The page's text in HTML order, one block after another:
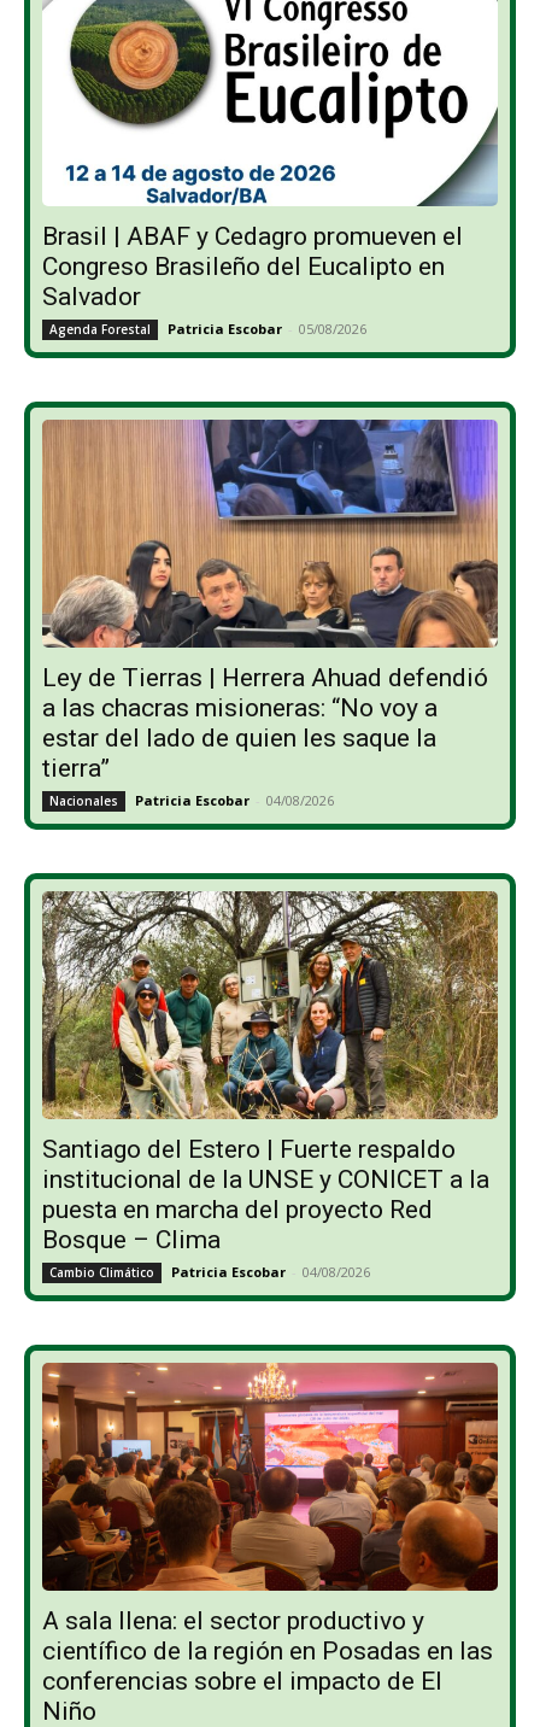
Brasil | ABAF y Cedagro promueven el
Congreso Brasileño del Eucalipto en
Salvador
Agenda Forestal Patricia Escobar - 05/08/2026
Ley de Tierras | Herrera Ahuad defendió
a las chacras misioneras: “No voy a
estar del lado de quien les saque la
tierra”
Nacionales Patricia Escobar - 04/08/2026
Santiago del Estero | Fuerte respaldo
institucional de la UNSE y CONICET a la
puesta en marcha del proyecto Red
Bosque – Clima
Cambio Climático Patricia Escobar - 04/08/2026
A sala llena: el sector productivo y
científico de la región en Posadas en las
conferencias sobre el impacto de El
Niño